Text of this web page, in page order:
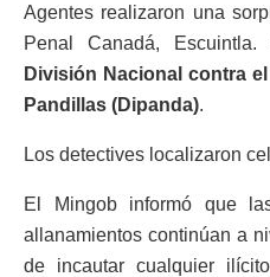
Agentes realizaron una
Penal Canadá,
División Nacional contra
Pandillas (Dipanda).
Los detectives localizaron
El Mingob informó que
allanamientos continúan a
de incautar cualquier